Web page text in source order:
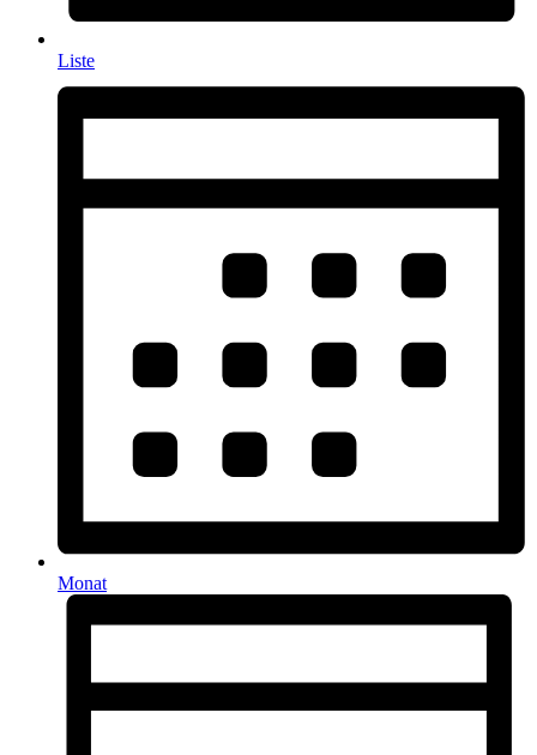
Liste
Monat